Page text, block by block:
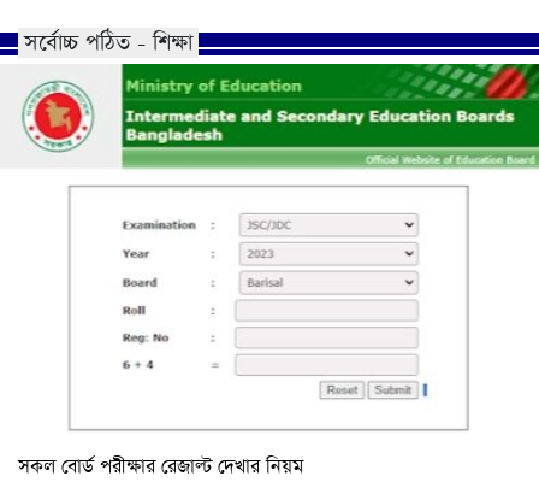
সর্বোচ্চ পঠিত - শিক্ষা
সকল বোর্ড পরীক্ষার রেজাল্ট দেখার নিয়ম